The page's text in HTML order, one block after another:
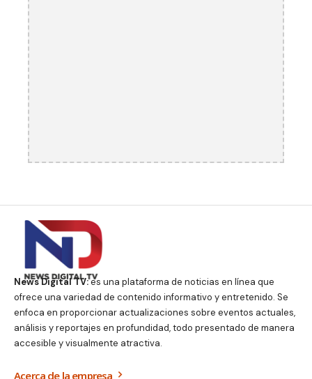
News Digital TV:es una plataforma de noticias en línea que
ofrece una variedad de contenido informativo y entretenido. Se
enfoca en proporcionar actualizaciones sobre eventos actuales,
análisis y reportajes en profundidad, todo presentado de manera
accesible y visualmente atractiva.
Acerca de la empresa